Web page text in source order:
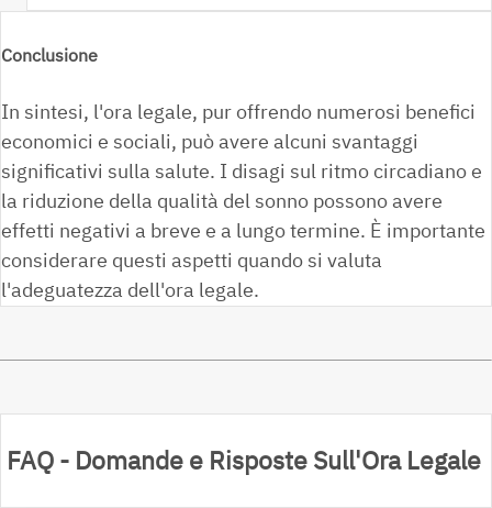
Conclusione
In sintesi, l'ora legale, pur offrendo numerosi benefici
economici e sociali, può avere alcuni svantaggi
significativi sulla salute. I disagi sul ritmo circadiano e
la riduzione della qualità del sonno possono avere
effetti negativi a breve e a lungo termine. È importante
considerare questi aspetti quando si valuta
l'adeguatezza dell'ora legale.
FAQ - Domande e Risposte Sull'Ora Legale